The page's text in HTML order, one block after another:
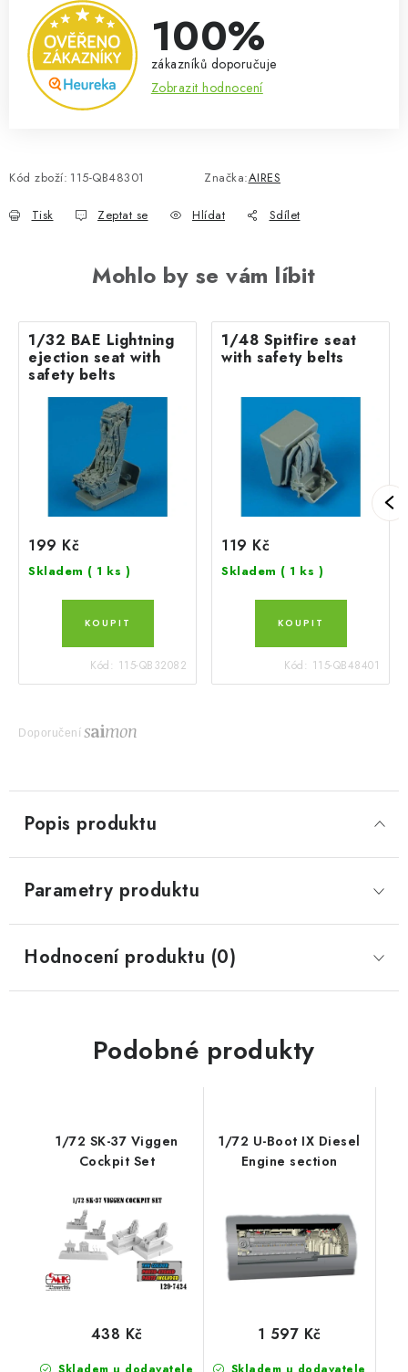
100%
zákazníků doporučuje
Zobrazit hodnocení
Kód zboží: 115-QB48301 Značka:AIRES
Tisk Zeptat se Hlídat Sdílet
Mohlo by se vám líbit
1/32 BAE Lightning
ejection seat with
safety belts
199 Kč
Skladem ( 1 ks )
Kód: 115-QB32082
1/48 Spitfire seat
with safety belts
119 Kč
Skladem ( 1 ks )
Kód: 115-QB48401
Doporučení
Popis produktu
Parametry produktu
Hodnocení produktu (0)
Podobné produkty
1/72 SK-37 Viggen
Cockpit Set
438 Kč
1/72 U-Boot IX Diesel
Engine section
1 597 Kč